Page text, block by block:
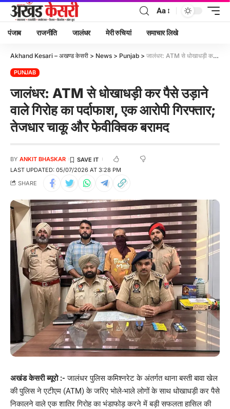
Aa
पंजाब राजनीति जालंधर मेरी रुचियां समाचार लिखे
Akhand Kesari – अखण्ड केसरी > News > Punjab > जालंधर: ATM से धोखाधड़ी कर पैसे उड़ाने वाले गिरोह का पर्दाफाश, एक आरोपी गिरफ्तार; तेजधार चाकू और फेवीक्विक बरामद
PUNJAB
जालंधर: ATM से धोखाधड़ी कर पैसे उड़ाने
वाले गिरोह का पर्दाफाश, एक आरोपी गिरफ्तार;
तेजधार चाकू और फेवीक्विक बरामद
LAST UPDATED: 05/07/2026 AT 3:28 PM
BY ANKIT BHASKAR
SHARE
अखंड केसरी ब्यूरो :- जालंधर पुलिस कमिश्नरेट के अंतर्गत थाना बस्ती बावा खेल
की पुलिस ने एटीएम (ATM) के जरिए भोले-भाले लोगों के साथ धोखाधड़ी कर पैसे
निकालने वाले एक शातिर गिरोह का भंडाफोड़ करने में बड़ी सफलता हासिल की